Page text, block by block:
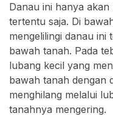
Danau ini hanya
tertentu saja. Di
mengelilingi danau ini
bawah tanah. Pada
lubang kecil yang
bawah tanah dengan
menghilang melalui
tanahnya mengering.